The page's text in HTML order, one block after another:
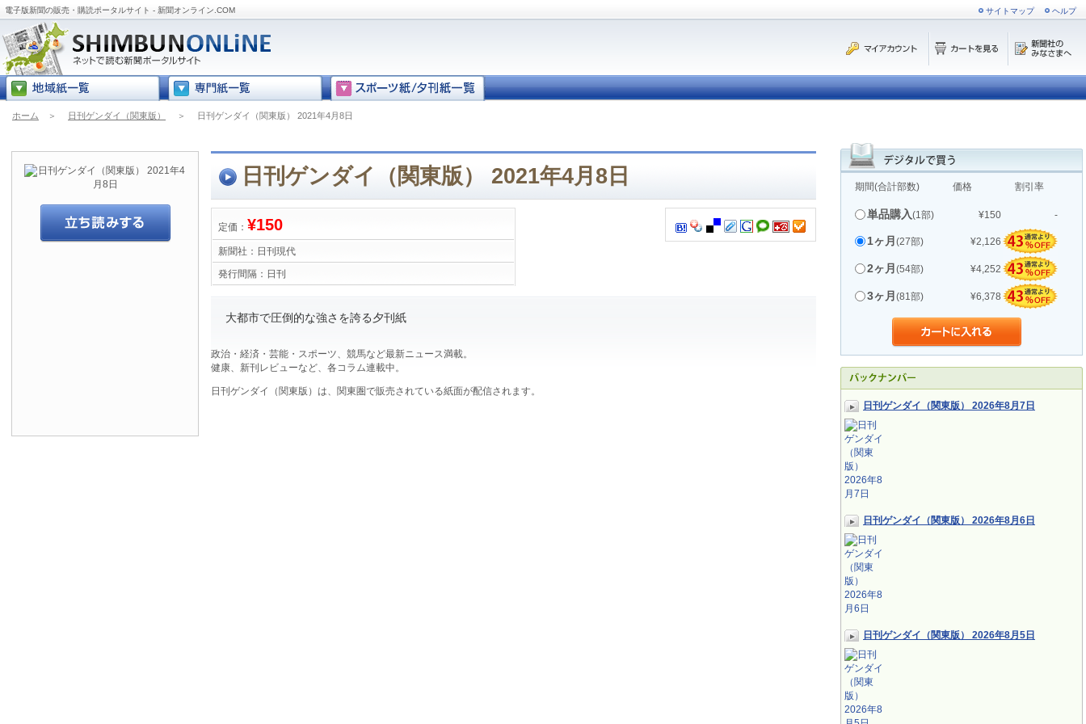
電子版新聞の販売・購読ポータルサイト - 新聞オンライン.COM サイトマップ ヘルプ
ホーム ＞ 日刊ゲンダイ（関東版） ＞ 日刊ゲンダイ（関東版） 2021年4月8日
期間(合計部数) 価格 割引率
単品購入(1部) ¥150 -
1ヶ月 (27部) ¥2,126
2ヶ月 (54部) ¥4,252
3ヶ月 (81部) ¥6,378
日刊ゲンダイ（関東版） 2026年8月7日
日刊ゲンダイ（関東版） 2026年8月6日
日刊ゲンダイ（関東版） 2026年8月5日
日刊ゲンダイ（関東版） 2021年4月8日
定価： ¥150
新聞社： 日刊現代
発行間隔： 日刊
大都市で圧倒的な強さを誇る夕刊紙
政治・経済・芸能・スポーツ、競馬など最新ニュース満載。
健康、新刊レビューなど、各コラム連載中。
日刊ゲンダイ（関東版）は、関東圏で販売されている紙面が配信されます。